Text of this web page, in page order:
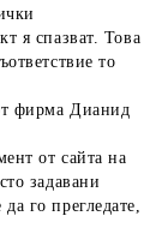
я спазват. Това
то
фирма Дианид
от сайта на
задавани
го прегледате,